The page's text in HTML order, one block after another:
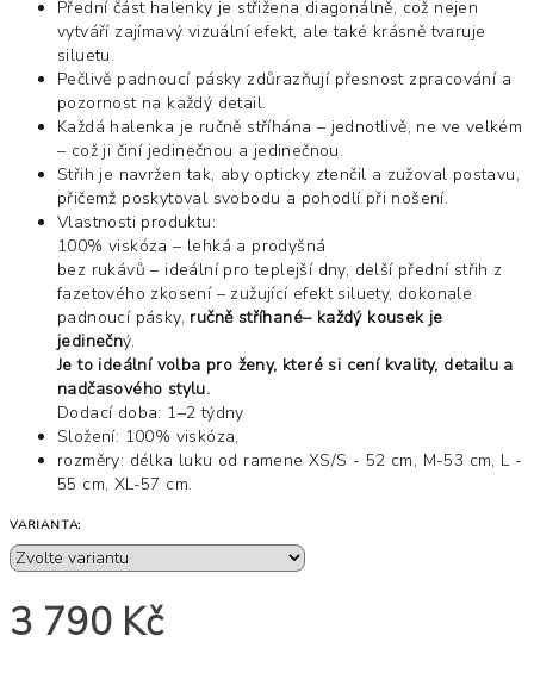
Přední část halenky je střižena diagonálně, což nejen
vytváří zajímavý vizuální efekt, ale také krásně tvaruje
siluetu.
Pečlivě padnoucí pásky zdůrazňují přesnost zpracování a
pozornost na každý detail.
Každá halenka je ručně stříhána – jednotlivě, ne ve velkém
– což ji činí jedinečnou a jedinečnou.
Střih je navržen tak, aby opticky ztenčil a zužoval postavu,
přičemž poskytoval svobodu a pohodlí při nošení.
Vlastnosti produktu:
100% viskóza – lehká a prodyšná
bez rukávů – ideální pro teplejší dny, delší přední střih z
fazetového zkosení – zužující efekt siluety, dokonale
padnoucí pásky, ručně stříhané– každý kousek je
jedinečný.
Je to ideální volba pro ženy, které si cení kvality, detailu a
nadčasového stylu.
Dodací doba: 1–2 týdny
Složení: 100% viskóza,
rozměry: délka luku od ramene XS/S - 52 cm, M-53 cm, L -
55 cm, XL-57 cm.
VARIANTA:
3 790 Kč